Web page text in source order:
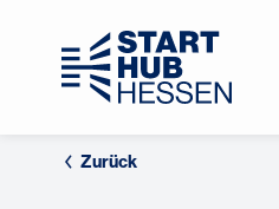
Zurück